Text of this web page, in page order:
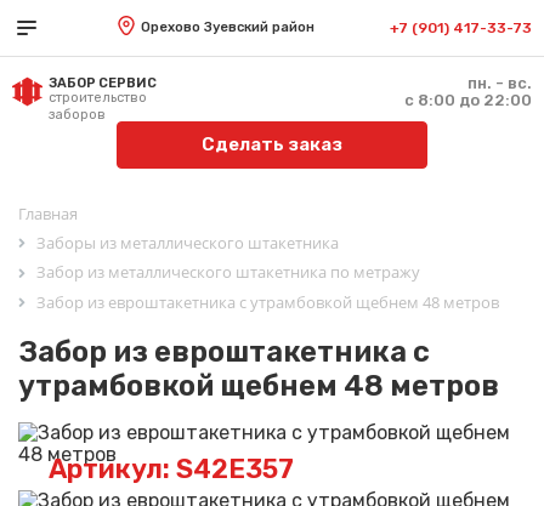
Орехово Зуевский район +7 (901) 417-33-73
ЗАБОР СЕРВИС
строительство
заборов
пн. - вс.
с 8:00 до 22:00
Сделать заказ
Главная
Заборы из металлического штакетника
Забор из металлического штакетника по метражу
Забор из евроштакетника с утрамбовкой щебнем 48 метров
Забор из евроштакетника с
утрамбовкой щебнем 48 метров
Артикул: S42E357